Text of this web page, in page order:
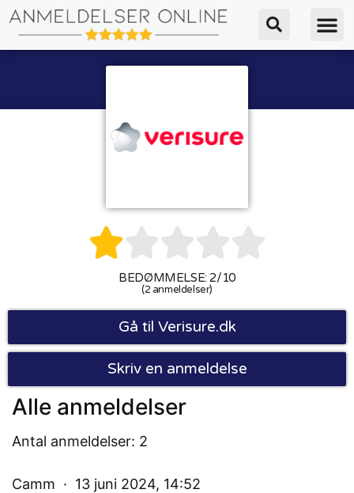

BEDØMMELSE: 2/10
(2 anmeldelser)
Gå til Verisure.dk
Skriv en anmeldelse
Alle anmeldelser
Antal anmeldelser: 2
Camm 13 juni 2024, 14:52